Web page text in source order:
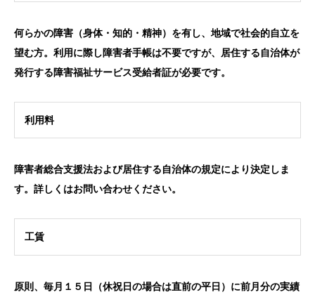
何らかの障害（身体・知的・精神）を有し、地域で社会的自立を
望む方。利用に際し障害者手帳は不要ですが、居住する自治体が
発行する障害福祉サービス受給者証が必要です。
利用料
障害者総合支援法および居住する自治体の規定により決定しま
す。詳しくはお問い合わせください。
工賃
原則、毎月１５日（休祝日の場合は直前の平日）に前月分の実績